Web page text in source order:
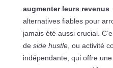
augmenter leurs revenus
alternatives fiables pour
jamais été aussi crucial.
de side hustle, ou activité
indépendante, qui offre